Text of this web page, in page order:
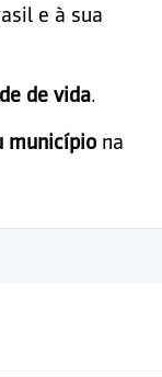
e à sua
de vida.
município na